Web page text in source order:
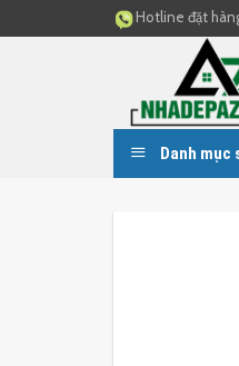
to
Hotline đặt
Danh mục